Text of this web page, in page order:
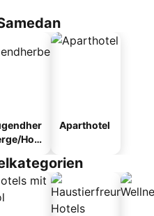
Hos
Aparthotel